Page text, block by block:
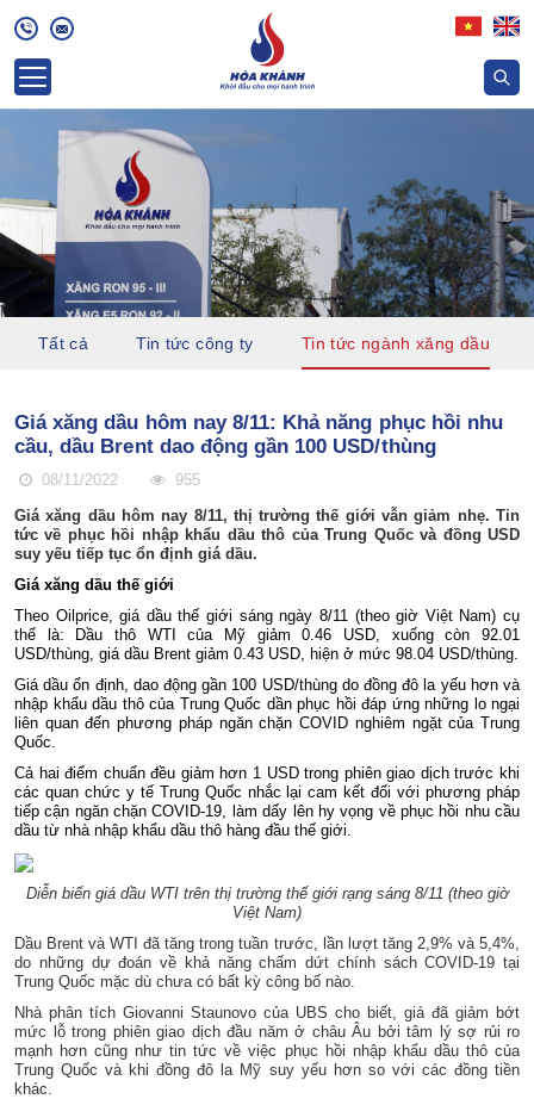
Tất cả Tin tức công ty Tin tức ngành xăng dầu
Giá xăng dầu hôm nay 8/11: Khả năng phục hồi nhu
cầu, dầu Brent dao động gần 100 USD/thùng
08/11/2022
955
Giá xăng dầu hôm nay 8/11, thị trường thế giới vẫn giảm nhẹ. Tin
tức về phục hồi nhập khẩu dầu thô của Trung Quốc và đồng USD
suy yếu tiếp tục ổn định giá dầu.
Giá xăng dầu thế giới
Theo Oilprice, giá dầu thế giới sáng ngày 8/11 (theo giờ Việt Nam) cụ
thể là: Dầu thô WTI của Mỹ giảm 0.46 USD, xuống còn 92.01
USD/thùng, giá dầu Brent giảm 0.43 USD, hiện ở mức 98.04 USD/thùng.
Giá dầu ổn định, dao động gần 100 USD/thùng do đồng đô la yếu hơn và
nhập khẩu dầu thô của Trung Quốc dần phục hồi đáp ứng những lo ngại
liên quan đến phương pháp ngăn chặn COVID nghiêm ngặt của Trung
Quốc.
Cả hai điểm chuẩn đều giảm hơn 1 USD trong phiên giao dịch trước khi
các quan chức y tế Trung Quốc nhắc lại cam kết đối với phương pháp
tiếp cận ngăn chặn COVID-19, làm dấy lên hy vọng về phục hồi nhu cầu
dầu từ nhà nhập khẩu dầu thô hàng đầu thế giới.
Diễn biến giá dầu WTI trên thị trường thế giới rạng sáng 8/11 (theo giờ
Việt Nam)
Dầu Brent và WTI đã tăng trong tuần trước, lần lượt tăng 2,9% và 5,4%,
do những dự đoán về khả năng chấm dứt chính sách COVID-19 tại
Trung Quốc mặc dù chưa có bất kỳ công bố nào.
Nhà phân tích Giovanni Staunovo của UBS cho biết, giá đã giảm bớt
mức lỗ trong phiên giao dịch đầu năm ở châu Âu bởi tâm lý sợ rủi ro
mạnh hơn cũng như tin tức về việc phục hồi nhập khẩu dầu thô của
Trung Quốc và khi đồng đô la Mỹ suy yếu hơn so với các đồng tiền
khác.